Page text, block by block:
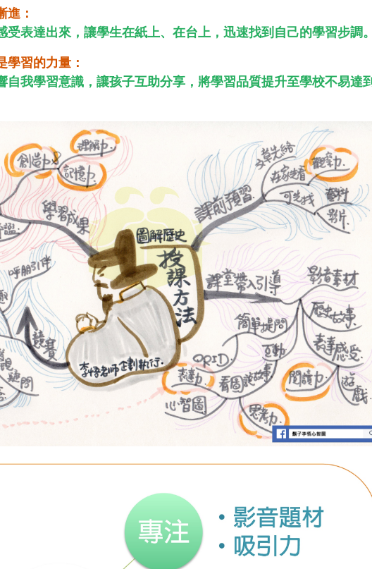
：
受表達出來，讓學生在紙上、在台上，迅速找到自己的學習步調。
習的力量：
自我學習意識，讓孩子互助分享，將學習品質提升至學校不易達